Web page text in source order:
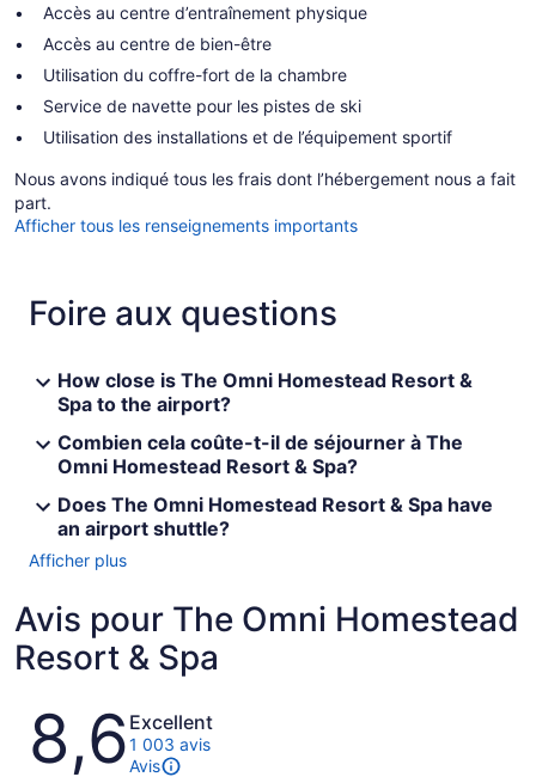
Accès au centre d’entraînement physique
Accès au centre de bien-être
Utilisation du coffre-fort de la chambre
Service de navette pour les pistes de ski
Utilisation des installations et de l’équipement sportif
Nous avons indiqué tous les frais dont l’hébergement nous a fait
part.
Afficher tous les renseignements importants
Foire aux questions
How close is The Omni Homestead Resort &
Spa to the airport?
Combien cela coûte-t-il de séjourner à The
Omni Homestead Resort & Spa?
Does The Omni Homestead Resort & Spa have
an airport shuttle?
Afficher plus
Avis pour The Omni Homestead
Resort & Spa
Avis
8,6 Excellent
1 003 avis
Avis